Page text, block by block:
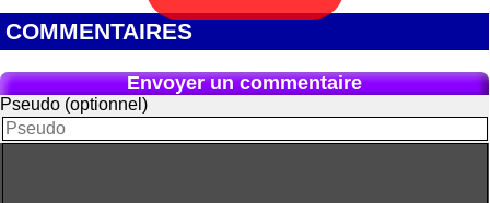
COMMENTAIRES
Envoyer un commentaire
Pseudo (optionnel)